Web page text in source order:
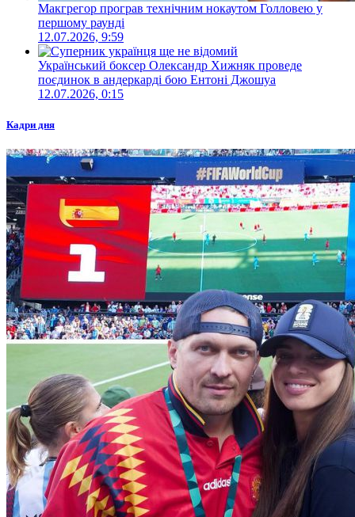
Макгрегор програв технічним нокаутом Голловею у
першому раунді
12.07.2026, 9:59
Український боксер Олександр Хижняк проведе
поєдинок в андеркарді бою Ентоні Джошуа
12.07.2026, 0:15
Кадри дня